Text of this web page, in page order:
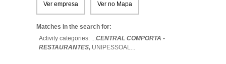
Ver empresa Ver no Mapa
Matches in the search for:
Activity categories: ...CENTRAL COMPORTA -
RESTAURANTES, UNIPESSOAL...